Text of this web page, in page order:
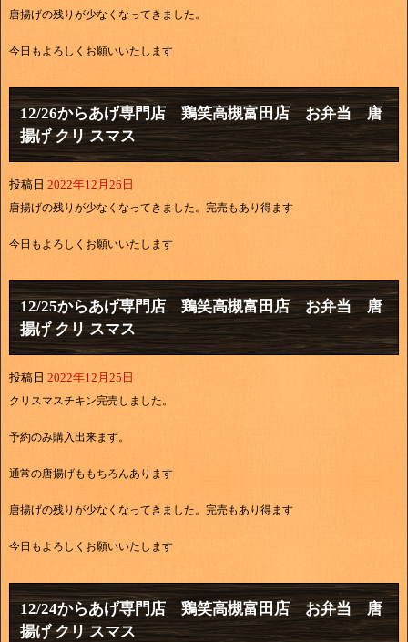
唐揚げの残りが少なくなってきました。
今日もよろしくお願いいたします
12/26からあげ専門店 鶏笑高槻富田店 お弁当 唐
揚げ クリ スマス
投稿日 2022年12月26日
唐揚げの残りが少なくなってきました。完売もあり得ます
今日もよろしくお願いいたします
12/25からあげ専門店 鶏笑高槻富田店 お弁当 唐
揚げ クリ スマス
投稿日 2022年12月25日
クリスマスチキン完売しました。
予約のみ購入出来ます。
通常の唐揚げももちろんあります
唐揚げの残りが少なくなってきました。完売もあり得ます
今日もよろしくお願いいたします
12/24からあげ専門店 鶏笑高槻富田店 お弁当 唐
揚げ クリ スマス